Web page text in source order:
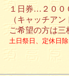
１日券…２００
（キャッチアン
ご希望の方は三
土日祭日、定休日